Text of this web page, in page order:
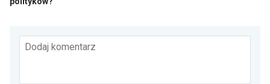
Dodaj komentarz